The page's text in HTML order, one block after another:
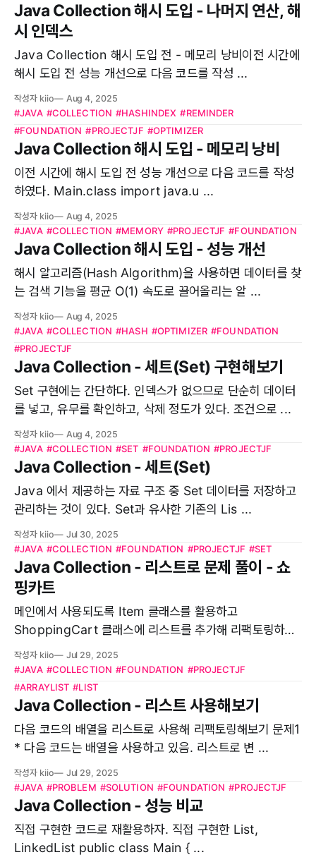
Java Collection 해시 도입 - 나머지 연산, 해
시 인덱스
Java Collection 해시 도입 전 - 메모리 낭비이전 시간에
해시 도입 전 성능 개선으로 다음 코드를 작성 ...
작성자 kiio Aug 4, 2025
#JAVA #COLLECTION #HASHINDEX #REMINDER
#FOUNDATION #PROJECTJF #OPTIMIZER
Java Collection 해시 도입 - 메모리 낭비
이전 시간에 해시 도입 전 성능 개선으로 다음 코드를 작성
하였다. Main.class import java.u ...
작성자 kiio Aug 4, 2025
#JAVA #COLLECTION #MEMORY #PROJECTJF #FOUNDATION
Java Collection 해시 도입 - 성능 개선
해시 알고리즘(Hash Algorithm)을 사용하면 데이터를 찾
는 검색 기능을 평균 O(1) 속도로 끌어올리는 알 ...
작성자 kiio Aug 4, 2025
#JAVA #COLLECTION #HASH #OPTIMIZER #FOUNDATION
#PROJECTJF
Java Collection - 세트(Set) 구현해보기
Set 구현에는 간단하다. 인덱스가 없으므로 단순히 데이터
를 넣고, 유무를 확인하고, 삭제 정도가 있다. 조건으로 ...
작성자 kiio Aug 4, 2025
#JAVA #COLLECTION #SET #FOUNDATION #PROJECTJF
Java Collection - 세트(Set)
Java 에서 제공하는 자료 구조 중 Set 데이터를 저장하고
관리하는 것이 있다. Set과 유사한 기존의 Lis ...
작성자 kiio Jul 30, 2025
#JAVA #COLLECTION #FOUNDATION #PROJECTJF #SET
Java Collection - 리스트로 문제 풀이 - 쇼
핑카트
메인에서 사용되도록 Item 클래스를 활용하고
ShoppingCart 클래스에 리스트를 추가해 리팩토링하기
It ...
작성자 kiio Jul 29, 2025
#JAVA #COLLECTION #FOUNDATION #PROJECTJF
#ARRAYLIST #LIST
Java Collection - 리스트 사용해보기
다음 코드의 배열을 리스트로 사용해 리팩토링해보기 문제1
* 다음 코드는 배열을 사용하고 있음. 리스트로 변 ...
작성자 kiio Jul 29, 2025
#JAVA #PROBLEM #SOLUTION #FOUNDATION #PROJECTJF
Java Collection - 성능 비교
직접 구현한 코드로 재활용하자. 직접 구현한 List,
LinkedList public class Main { ...